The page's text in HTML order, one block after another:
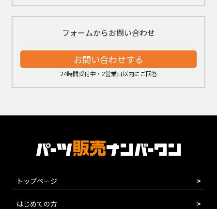
フォームからお問い合わせ
お問い合わせする
24時間受付中・2営業日以内にご回答
トップページ
はじめての方